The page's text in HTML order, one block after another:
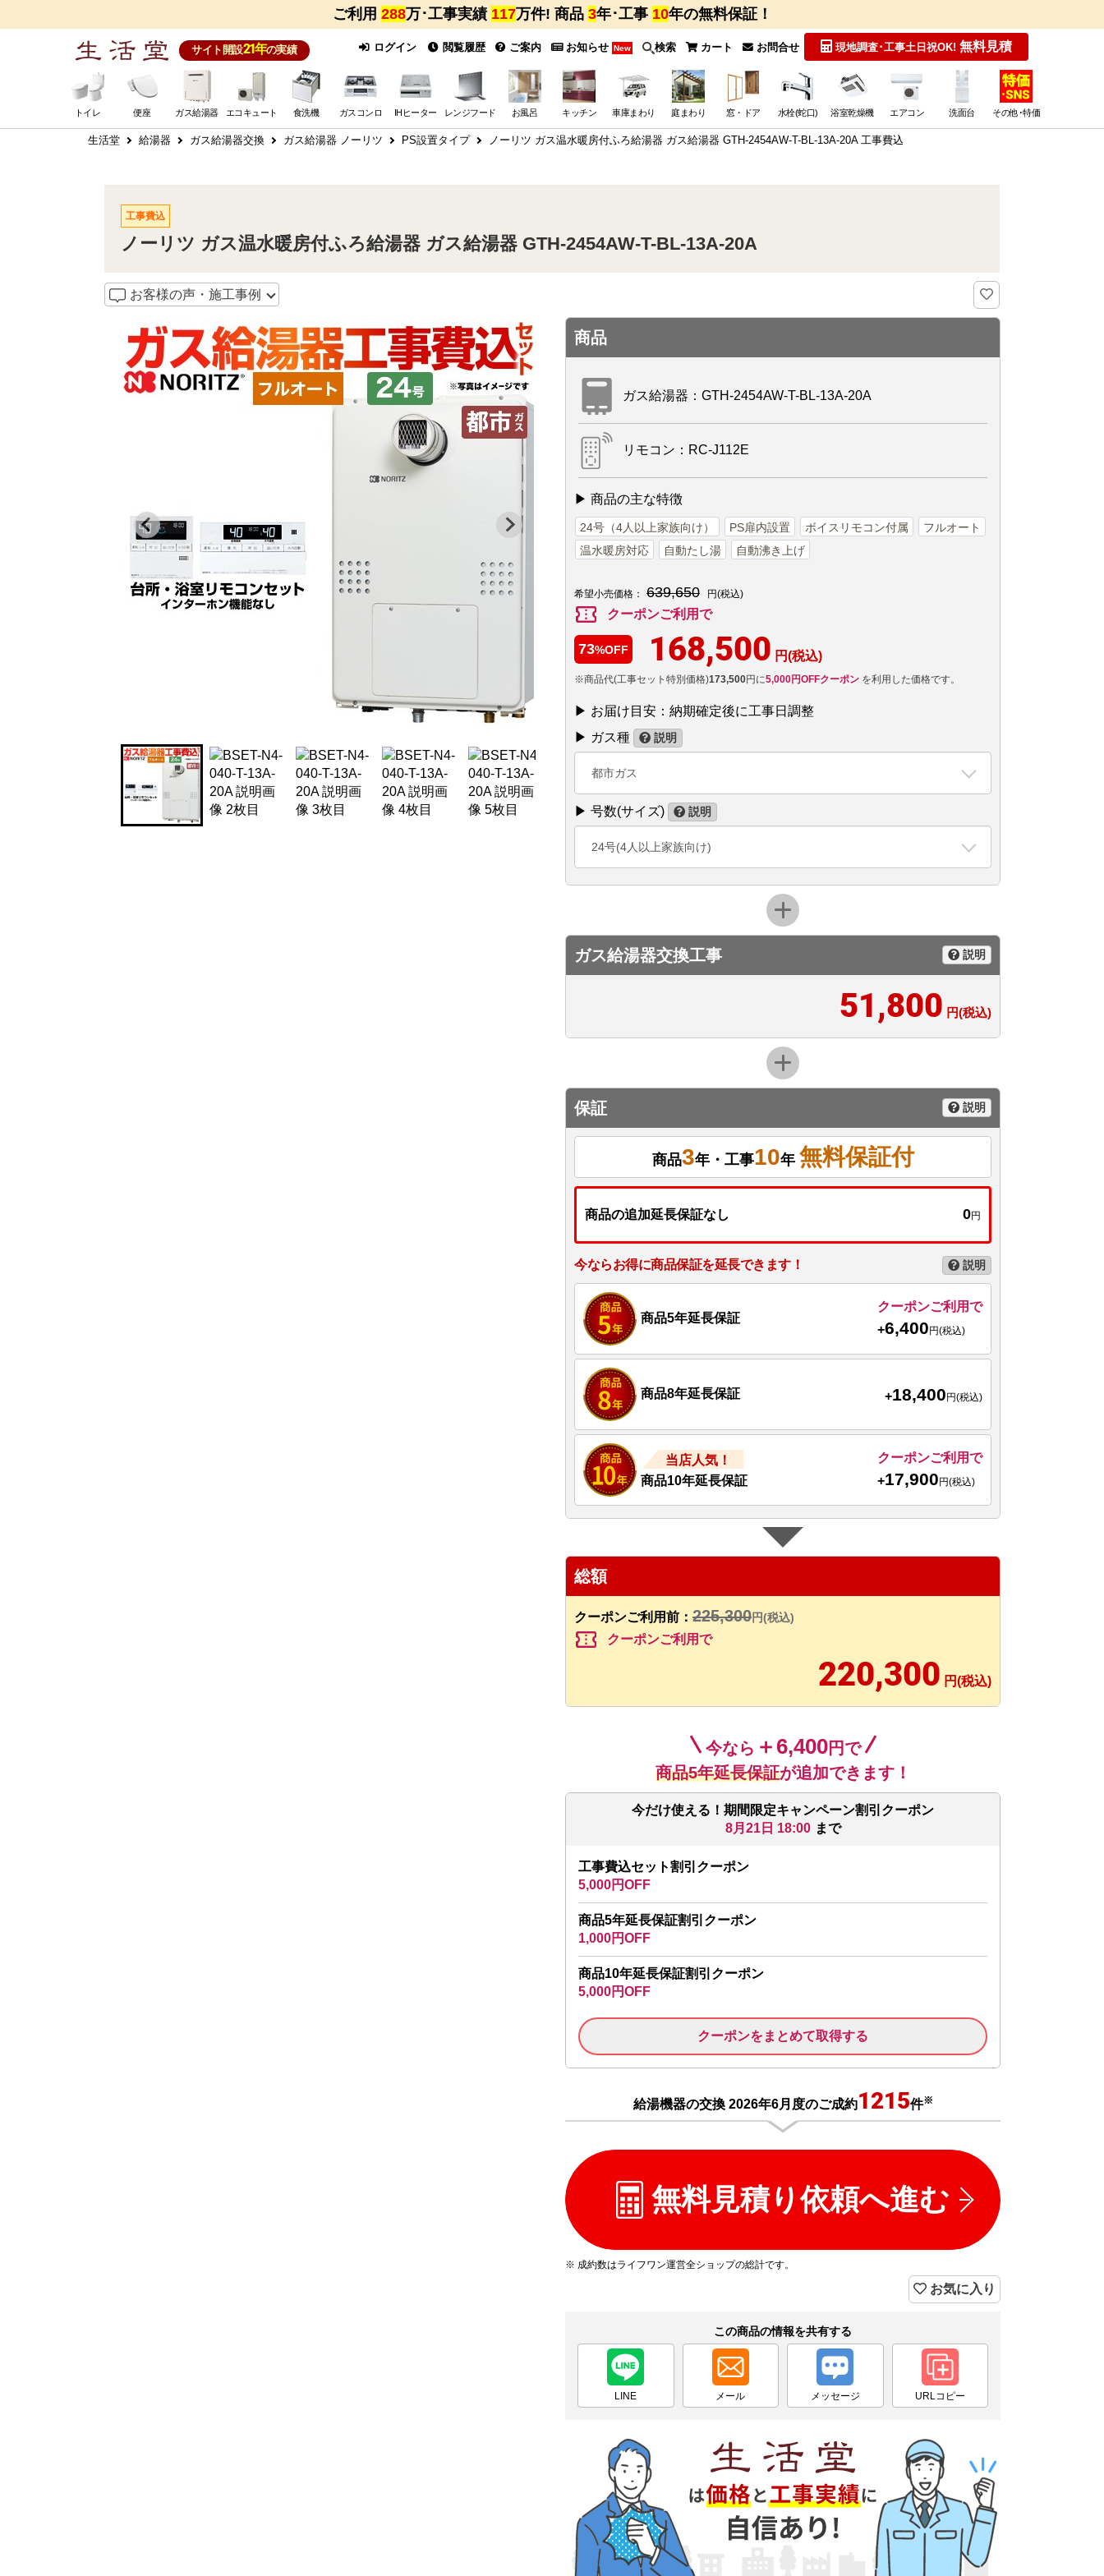
ご利用 288万･工事実績 117万件! 商品 3年･工事 10年の無料保証！
サイト開設21年の実績 ログイン 閲覧履歴 ご案内 お知らせ New 検索 カート お問合せ 現地調査･工事土日祝OK! 無料見積
トイレ 便座 ガス給湯器 エコキュート 食洗機 ガスコンロ IHヒーター レンジフード お風呂 キッチン 車庫まわり 庭まわり 窓・ドア 水栓(蛇口) 浴室乾燥機 エアコン 洗面台 その他･特価
生活堂 給湯器 ガス給湯器交換 ガス給湯器 ノーリツ PS設置タイプ ノーリツ ガス温水暖房付ふろ給湯器 ガス給湯器 GTH-2454AW-T-BL-13A-20A 工事費込
工事費込
ノーリツ ガス温水暖房付ふろ給湯器 ガス給湯器 GTH-2454AW-T-BL-13A-20A
お客様の声・施工事例
商品
ガス給湯器：GTH-2454AW-T-BL-13A-20A
リモコン：RC-J112E
▶ 商品の主な特徴
24号（4人以上家族向け） PS扉内設置 ボイスリモコン付属
フルオート
温水暖房対応
自動たし湯 自動沸き上げ
希望小売価格： 639,650 円(税込)
confirmation_number クーポンご利用で
73%OFF 168,500 円(税込)
※商品代(工事セット特別価格)173,500円に5,000円OFFクーポン を利用した価格です。
▶ お届け目安：納期確定後に工事日調整
▶ ガス種
説明
都市ガス
▶ 号数(サイズ) 説明
24号(4人以上家族向け)
ガス給湯器交換工事 説明
51,800 円(税込)
保証 説明
商品3年・工事10年 無料保証付
商品の追加延長保証なし 0円
今ならお得に商品保証を延長できます！ 説明
商品5年延長保証
クーポンご利用で
+6,400円(税込)
商品8年延長保証 +18,400円(税込)
当店人気！
商品10年延長保証
クーポンご利用で
+17,900円(税込)
総額
クーポンご利用前： 225,300円(税込)
confirmation_number クーポンご利用で
220,300 円(税込)
今なら ＋6,400円で
商品5年延長保証が追加できます！
今だけ使える！期間限定キャンペーン割引クーポン
8月21日 18:00 まで
工事費込セット割引クーポン
5,000円OFF
商品5年延長保証割引クーポン
1,000円OFF
商品10年延長保証割引クーポン
5,000円OFF
クーポンをまとめて取得する
給湯機器の交換 2026年6月度のご成約1215件※
無料見積り依頼へ進む
※ 成約数はライフワン運営全ショップの総計です。
お気に入り
この商品の情報を共有する
LINE メール メッセージ URLコピー